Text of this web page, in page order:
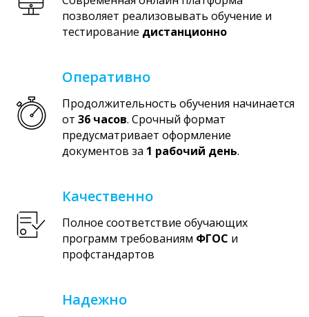
позволяет реализовывать обучение и
тестирование дистанционно
Оперативно
Продолжительность обучения начинается
от 36 часов. Срочный формат
предусматривает оформление
документов за 1 рабочий день.
Качественно
Полное соответствие обучающих
программ требованиям ФГОС и
профстандартов
Надежно